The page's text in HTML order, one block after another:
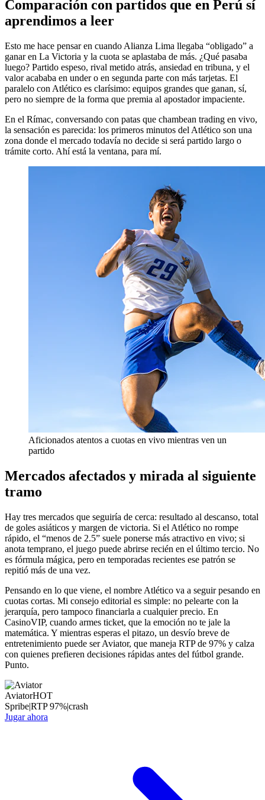
Comparación con partidos que en Perú sí
aprendimos a leer
Esto me hace pensar en cuando Alianza Lima llegaba “obligado” a
ganar en La Victoria y la cuota se aplastaba de más. ¿Qué pasaba
luego? Partido espeso, rival metido atrás, ansiedad en tribuna, y el
valor acababa en under o en segunda parte con más tarjetas. El
paralelo con Atlético es clarísimo: equipos grandes que ganan, sí,
pero no siempre de la forma que premia al apostador impaciente.
En el Rímac, conversando con patas que chambean trading en vivo,
la sensación es parecida: los primeros minutos del Atlético son una
zona donde el mercado todavía no decide si será partido largo o
trámite corto. Ahí está la ventana, para mí.
Aficionados atentos a cuotas en vivo mientras ven un
partido
Mercados afectados y mirada al siguiente
tramo
Hay tres mercados que seguiría de cerca: resultado al descanso, total
de goles asiáticos y margen de victoria. Si el Atlético no rompe
rápido, el “menos de 2.5” suele ponerse más atractivo en vivo; si
anota temprano, el juego puede abrirse recién en el último tercio. No
es fórmula mágica, pero en temporadas recientes ese patrón se
repitió más de una vez.
Pensando en lo que viene, el nombre Atlético va a seguir pesando en
cuotas cortas. Mi consejo editorial es simple: no pelearte con la
jerarquía, pero tampoco financiarla a cualquier precio. En
CasinoVIP, cuando armes ticket, que la emoción no te jale la
matemática. Y mientras esperas el pitazo, un desvío breve de
entretenimiento puede ser Aviator, que maneja RTP de 97% y calza
con quienes prefieren decisiones rápidas antes del fútbol grande.
Punto.
AviatorHOT
Spribe|RTP97%|crash
Jugar ahora